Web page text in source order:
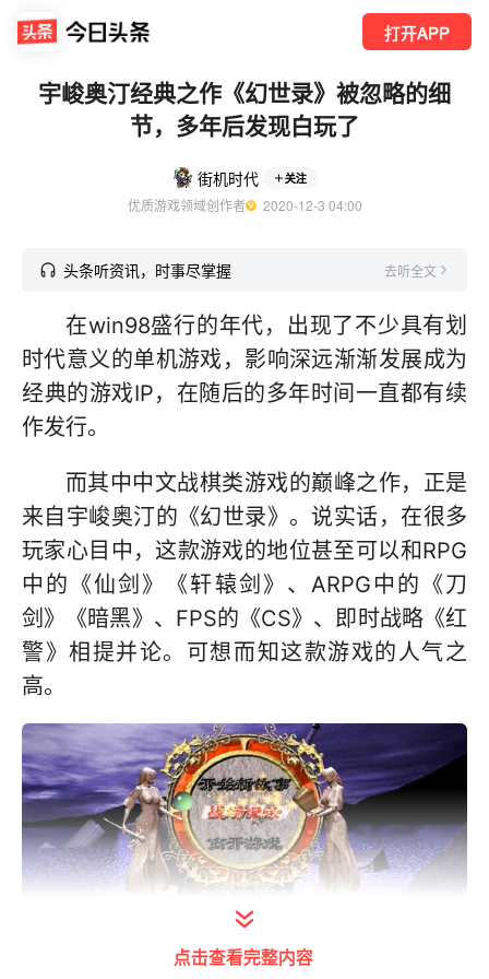
打开APP
宇峻奥汀经典之作《幻世录》被忽略的细
节，多年后发现白玩了
街机时代 关注
优质游戏领域创作者
  2020-12-3 04:00
头条听资讯，时事尽掌握 去听全文
在win98盛行的年代，出现了不少具有划
时代意义的单机游戏，影响深远渐渐发展成为
经典的游戏IP，在随后的多年时间一直都有续
作发行。
而其中中文战棋类游戏的巅峰之作，正是
来自宇峻奥汀的《幻世录》。说实话，在很多
玩家心目中，这款游戏的地位甚至可以和RPG
中的《仙剑》《轩辕剑》、ARPG中的《刀
剑》《暗黑》、FPS的《CS》、即时战略《红
警》相提并论。可想而知这款游戏的人气之
高。
点击查看完整内容